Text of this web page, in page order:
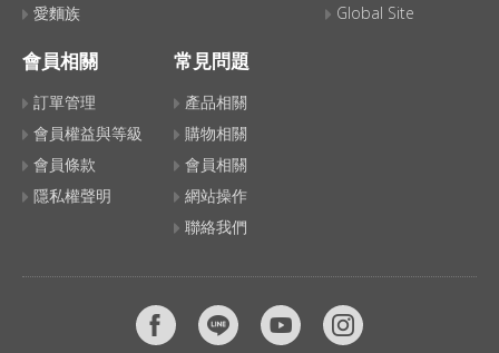
愛麵族
Global Site
會員相關
訂單管理
會員權益與等級
會員條款
隱私權聲明
常見問題
產品相關
購物相關
會員相關
網站操作
聯絡我們